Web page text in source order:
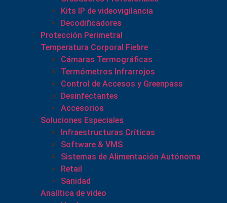
Kits IP de videovigilancia
Decodificadores
Protección Perimetral
Temperatura Corporal Fiebre
Cámaras Termográficas
Termómetros Infrarrojos
Control de Accesos y Greenpass
Desinfectantes
Accesorios
Soluciones Especiales
Infraestructuras Críticas
Software & VMS
Sistemas de Alimentación Autónoma
Retail
Sanidad
Analítica de video